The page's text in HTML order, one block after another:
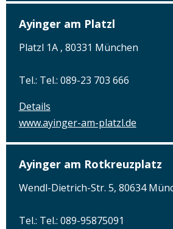
Ayinger am Platzl
Platzl 1A , 80331 München
Tel.: Tel.: 089-23 703 666
Details
www.ayinger-am-platzl.de
Ayinger am Rotkreuzplatz
Wendl-Dietrich-Str. 5, 80634
Tel.: Tel.: 089-95875091